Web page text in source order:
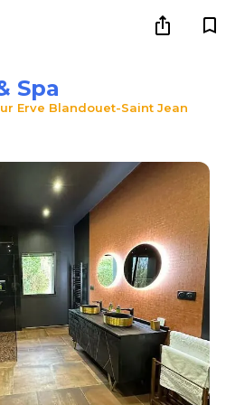
Spa
Erve Blandouet-Saint Jean